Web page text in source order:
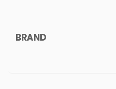
BRAND